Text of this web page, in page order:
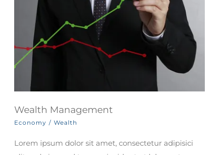
Wealth Management
Economy / Wealth
Lorem ipsum dolor sit amet, consectetur adipisici